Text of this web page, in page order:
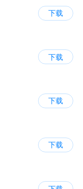
下载
下载
下载
下载